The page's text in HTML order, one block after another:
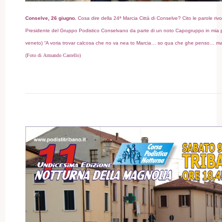
Conselve, 26 giugno. Cosa dire della 24ª Marcia Città di Conselve? Cito le parole
Presidente del Gruppo Podistico Conselvano da parte di un noto Capogruppo in mia
veneto) “A voria trovar calcosa che no va nea to Marcia… so qua che ghe penso…
(Foto di Armando Castello)